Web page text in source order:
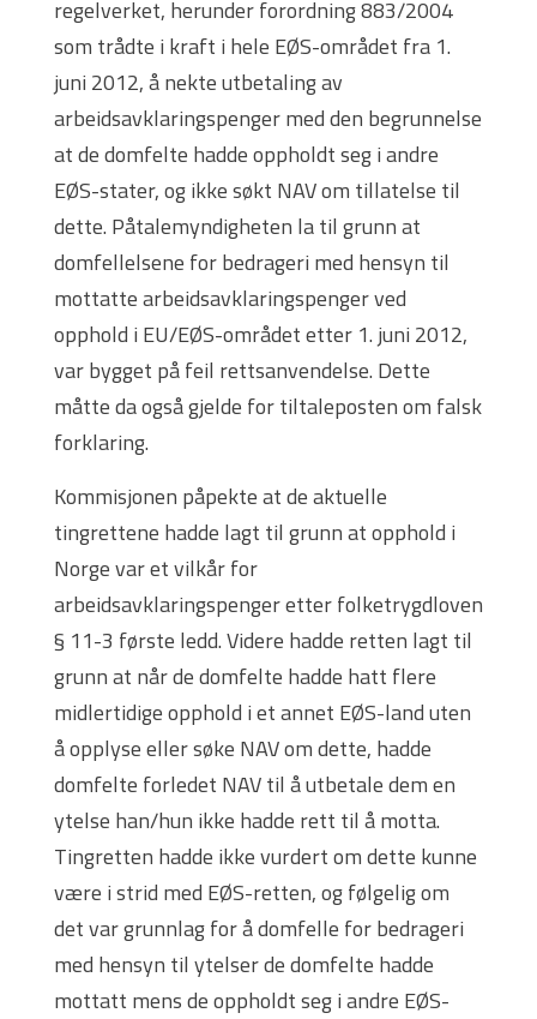
regelverket, herunder forordning 883/2004
som trådte i kraft i hele EØS-området fra 1.
juni 2012, å nekte utbetaling av
arbeidsavklaringspenger med den begrunnelse
at de domfelte hadde oppholdt seg i andre
EØS-stater, og ikke søkt NAV om tillatelse til
dette. Påtalemyndigheten la til grunn at
domfellelsene for bedrageri med hensyn til
mottatte arbeidsavklaringspenger ved
opphold i EU/EØS-området etter 1. juni 2012,
var bygget på feil rettsanvendelse. Dette
måtte da også gjelde for tiltaleposten om falsk
forklaring.
Kommisjonen påpekte at de aktuelle
tingrettene hadde lagt til grunn at opphold i
Norge var et vilkår for
arbeidsavklaringspenger etter folketrygdloven
§ 11-3 første ledd. Videre hadde retten lagt til
grunn at når de domfelte hadde hatt flere
midlertidige opphold i et annet EØS-land uten
å opplyse eller søke NAV om dette, hadde
domfelte forledet NAV til å utbetale dem en
ytelse han/hun ikke hadde rett til å motta.
Tingretten hadde ikke vurdert om dette kunne
være i strid med EØS-retten, og følgelig om
det var grunnlag for å domfelle for bedrageri
med hensyn til ytelser de domfelte hadde
mottatt mens de oppholdt seg i andre EØS-